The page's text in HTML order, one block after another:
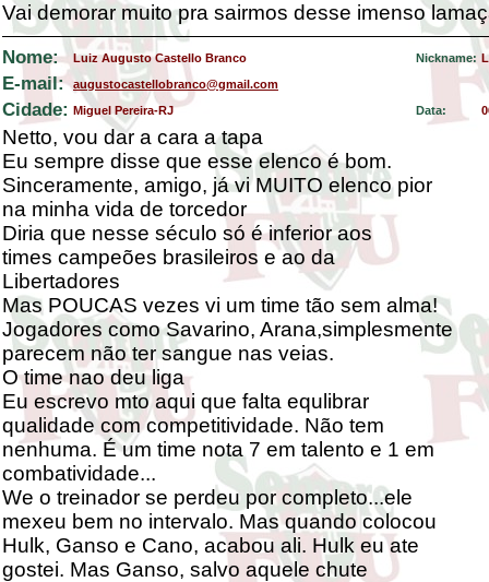
Vai demorar muito pra sairmos desse imenso
Nome: Luiz Augusto Castello Branco Nickname:
E-mail: augustocastellobranco@gmail.com
Cidade: Miguel Pereira-RJ Data:
Netto, vou dar a cara a tapa
Eu sempre disse que esse elenco é bom.
Sinceramente, amigo, já vi MUITO elenco pior
na minha vida de torcedor
Diria que nesse século só é inferior aos
times campeões brasileiros e ao da
Libertadores
Mas POUCAS vezes vi um time tão sem alma!
Jogadores como Savarino, Arana,simplesmente
parecem não ter sangue nas veias.
O time nao deu liga
Eu escrevo mto aqui que falta equlibrar
qualidade com competitividade. Não tem
nenhuma. É um time nota 7 em talento e 1 em
combatividade...
We o treinador se perdeu por completo...ele
mexeu bem no intervalo. Mas quando colocou
Hulk, Ganso e Cano, acabou ali. Hulk eu ate
gostei. Mas Ganso, salvo aquele chute